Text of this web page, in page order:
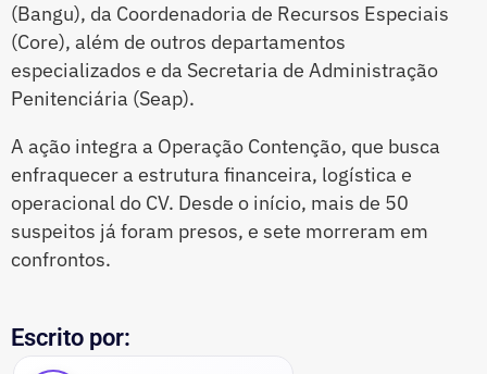
(Bangu), da Coordenadoria de Recursos Especiais
(Core), além de outros departamentos
especializados e da Secretaria de Administração
Penitenciária (Seap).
A ação integra a Operação Contenção, que busca
enfraquecer a estrutura financeira, logística e
operacional do CV. Desde o início, mais de 50
suspeitos já foram presos, e sete morreram em
confrontos.
Escrito por: